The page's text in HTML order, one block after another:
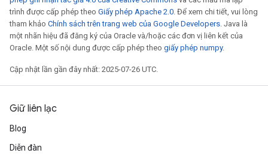
trình được cấp phép theo Giấy phép Apache 2.0. Để xem chi tiết, vui lòng
tham khảo Chính sách trên trang web của Google Developers. Java là
một nhãn hiệu đã đăng ký của Oracle và/hoặc các đơn vị liên kết của
Oracle. Một số nội dung được cấp phép theo giấy phép numpy.
Cập nhật lần gần đây nhất: 2025-07-26 UTC.
Giữ liên lạc
Blog
Diễn đàn